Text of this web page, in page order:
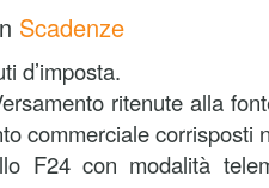
Scadenze
d’imposta.
ritenute alla
commerciale corrisposti
F24 con modalità